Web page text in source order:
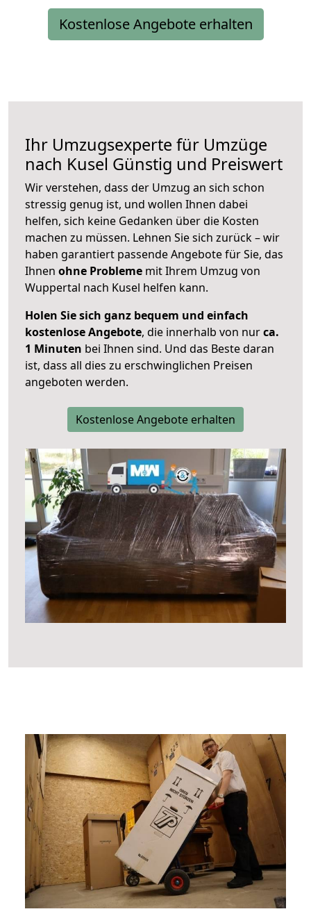
Kostenlose Angebote erhalten
Ihr Umzugsexperte für Umzüge
nach Kusel Günstig und Preiswert
Wir verstehen, dass der Umzug an sich schon
stressig genug ist, und wollen Ihnen dabei
helfen, sich keine Gedanken über die Kosten
machen zu müssen. Lehnen Sie sich zurück – wir
haben garantiert passende Angebote für Sie, das
Ihnen ohne Probleme mit Ihrem Umzug von
Wuppertal nach Kusel helfen kann.
Holen Sie sich ganz bequem und einfach
kostenlose Angebote, die innerhalb von nurca.
1 Minuten bei Ihnen sind. Und das Beste daran
ist, dass all dies zu erschwinglichen Preisen
angeboten werden.
Kostenlose Angebote erhalten